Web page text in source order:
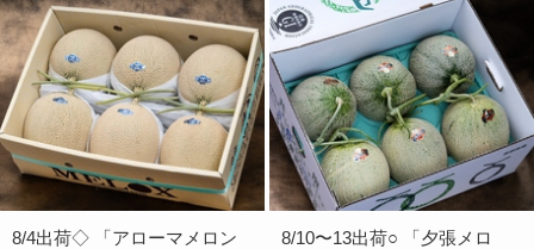
8/4出荷◇ 「アローマメロン
8/10〜13出荷○ 「夕張メロ